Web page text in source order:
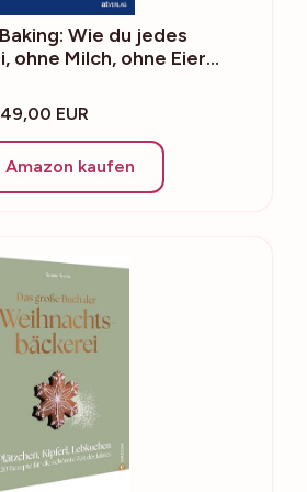
Wie du jedes
ohne Milch, ohne Eier…
49,00 EUR
Amazon kaufen